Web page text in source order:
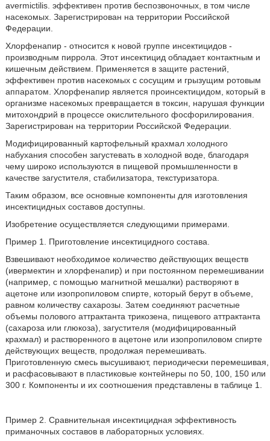
avermictilis. эффективен против беспозвоночных, в том числе
насекомых. Зарегистрирован на территории Российской
Федерации.
Хлорфенапир - относится к новой группе инсектицидов -
производным пиррола. Этот инсектицид обладает контактным и
кишечным действием. Применяется в защите растений,
эффективен против насекомых с сосущим и грызущим ротовым
аппаратом. Хлорфенапир является проинсектицидом, который в
организме насекомых превращается в токсин, нарушая функции
митохондрий в процессе окислительного фосфорилирования.
Зарегистрирован на территории Российской Федерации.
Модифицированный картофельный крахмал холодного
набухания способен загустевать в холодной воде, благодаря
чему широко используются в пищевой промышленности в
качестве загустителя, стабилизатора, текстуризатора.
Таким образом, все основные компоненты для изготовления
инсектицидных составов доступны.
Изобретение осуществляется следующими примерами.
Пример 1. Приготовление инсектицидного состава.
Взвешивают необходимое количество действующих веществ
(ивермектин и хлорфенапир) и при постоянном перемешивании
(например, с помощью магнитной мешалки) растворяют в
ацетоне или изопропиловом спирте, который берут в объеме,
равном количеству сахарозы. Затем соединяют расчетные
объемы полового аттрактанта трикозена, пищевого аттрактанта
(сахароза или глюкоза), загустителя (модифицированный
крахмал) и растворенного в ацетоне или изопропиловом спирте
действующих веществ, продолжая перемешивать.
Приготовленную смесь высушивают, периодически перемешивая,
и расфасовывают в пластиковые контейнеры по 50, 100, 150 или
300 г. Компоненты и их соотношения представлены в таблице 1.
Пример 2. Сравнительная инсектицидная эффективность
приманочных составов в лабораторных условиях.